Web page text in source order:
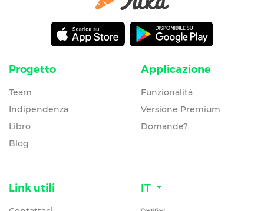
Progetto
Team
Indipendenza
Libro
Blog
Applicazione
Funzionalità
Versione Premium
Domande?
Link utili IT